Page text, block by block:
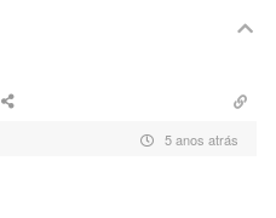
5 anos atrás